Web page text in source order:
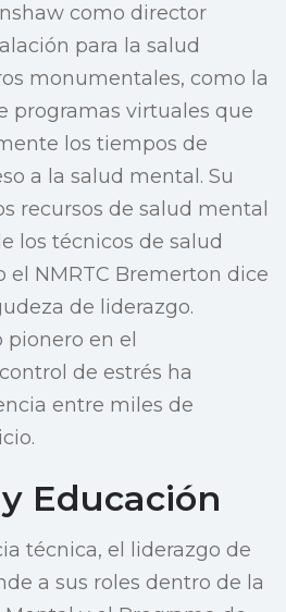
como director
para la salud
monumentales, como la
programas virtuales que
los tiempos de
a la salud mental. Su
recursos de salud mental
los técnicos de salud
NMRTC Bremerton dice
de liderazgo.
en el
de estrés ha
entre miles de
Educación
técnica, el liderazgo de
a sus roles dentro de la